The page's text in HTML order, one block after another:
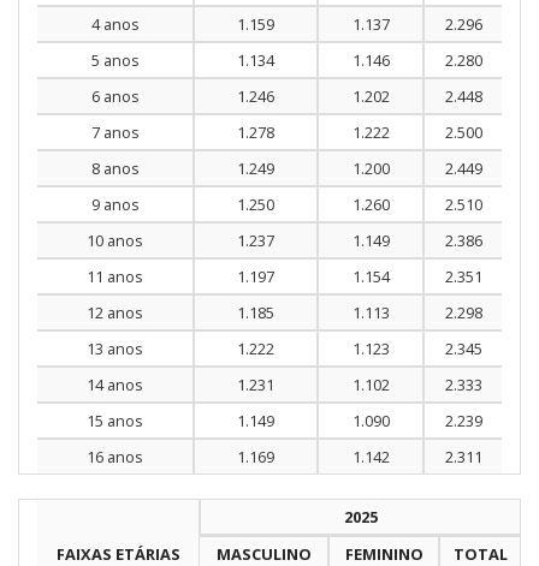
4 anos
1.159 1.137
2.296
5 anos
1.134 1.146
2.280
6 anos
1.246 1.202
2.448
7 anos
1.278 1.222
2.500
8 anos
1.249 1.200
2.449
9 anos
1.250 1.260
2.510
10 anos
1.237 1.149
2.386
11 anos
1.197 1.154
2.351
12 anos
1.185 1.113
2.298
13 anos
1.222 1.123
2.345
14 anos
1.231 1.102
2.333
15 anos
1.149 1.090
2.239
16 anos
1.169 1.142 2.311
FAIXAS ETÁRIAS
2025
MASCULINO
FEMININO
TOTAL